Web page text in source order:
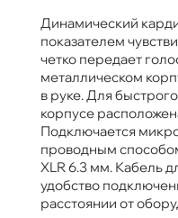
Динамический
показателем
четко передает
металлическом
в руке. Для
корпусе
Подключается
проводным
XLR 6.3 мм. Кабель
удобство
расстоянии от